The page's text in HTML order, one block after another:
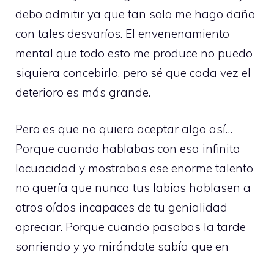
debo admitir ya que tan solo me hago daño
con tales desvaríos. El envenenamiento
mental que todo esto me produce no puedo
siquiera concebirlo, pero sé que cada vez el
deterioro es más grande.
Pero es que no quiero aceptar algo así…
Porque cuando hablabas con esa infinita
locuacidad y mostrabas ese enorme talento
no quería que nunca tus labios hablasen a
otros oídos incapaces de tu genialidad
apreciar. Porque cuando pasabas la tarde
sonriendo y yo mirándote sabía que en